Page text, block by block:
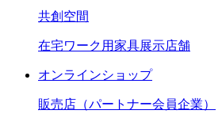
共創空間
在宅ワーク用家具展示店舗
オンラインショップ
販売店（パートナー会員企業）